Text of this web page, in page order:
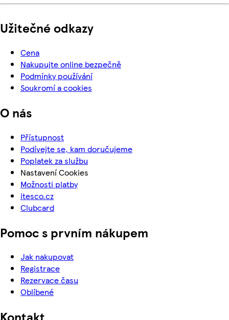
Užitečné odkazy
Cena
Nakupujte online bezpečně
Podmínky používání
Soukromí a cookies
O nás
Přístupnost
Podívejte se, kam doručujeme
Poplatek za službu
Nastavení Cookies
Možnosti platby
itesco.cz
Clubcard
Pomoc s prvním nákupem
Jak nakupovat
Registrace
Rezervace času
Oblíbené